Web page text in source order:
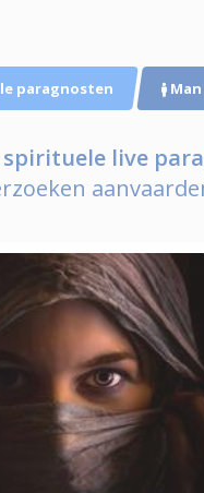
paragnosten Man
spirituele live